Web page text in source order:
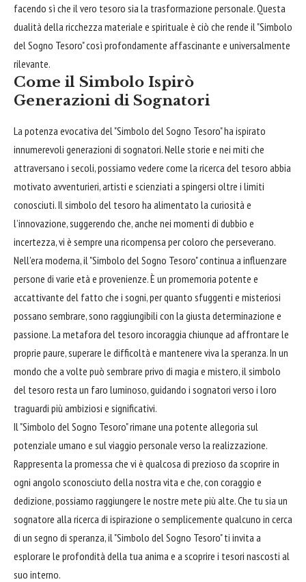
facendo sì che il vero tesoro sia la trasformazione personale. Questa
dualità della ricchezza materiale e spirituale è ciò che rende il "Simbolo
del Sogno Tesoro" così profondamente affascinante e universalmente
rilevante.
Come il Simbolo Ispirò
Generazioni di Sognatori
La potenza evocativa del "Simbolo del Sogno Tesoro" ha ispirato
innumerevoli generazioni di sognatori. Nelle storie e nei miti che
attraversano i secoli, possiamo vedere come la ricerca del tesoro abbia
motivato avventurieri, artisti e scienziati a spingersi oltre i limiti
conosciuti. Il simbolo del tesoro ha alimentato la curiosità e
l’innovazione, suggerendo che, anche nei momenti di dubbio e
incertezza, vi è sempre una ricompensa per coloro che perseverano.
Nell’era moderna, il "Simbolo del Sogno Tesoro" continua a influenzare
persone di varie età e provenienze. È un promemoria potente e
accattivante del fatto che i sogni, per quanto sfuggenti e misteriosi
possano sembrare, sono raggiungibili con la giusta determinazione e
passione. La metafora del tesoro incoraggia chiunque ad affrontare le
proprie paure, superare le difficoltà e mantenere viva la speranza. In un
mondo che a volte può sembrare privo di magia e mistero, il simbolo
del tesoro resta un faro luminoso, guidando i sognatori verso i loro
traguardi più ambiziosi e significativi.
Il "Simbolo del Sogno Tesoro" rimane una potente allegoria sul
potenziale umano e sul viaggio personale verso la realizzazione.
Rappresenta la promessa che vi è qualcosa di prezioso da scoprire in
ogni angolo sconosciuto della nostra vita e che, con coraggio e
dedizione, possiamo raggiungere le nostre mete più alte. Che tu sia un
sognatore alla ricerca di ispirazione o semplicemente qualcuno in cerca
di un segno di speranza, il "Simbolo del Sogno Tesoro" ti invita a
esplorare le profondità della tua anima e a scoprire i tesori nascosti al
suo interno.